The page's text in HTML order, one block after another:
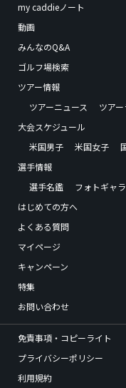
my caddieノート
動画
みんなのQ&A
ゴルフ場検索
ツアー情報
ツアーニュース
ツア
大会スケジュール
米国男子
米国女子
選手情報
選手名鑑
フォトギャ
はじめての方へ
よくある質問
マイページ
キャンペーン
特集
お問い合わせ
免責事項・コピーライト
プライバシーポリシー
利用規約